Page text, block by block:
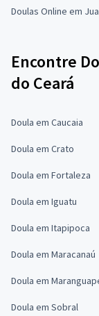
Doulas Online em
Encontre
do Ceará
Doula em Caucaia
Doula em Crato
Doula em Fortaleza
Doula em Iguatu
Doula em Itapipoca
Doula em Maracanaú
Doula em
Doula em Sobral